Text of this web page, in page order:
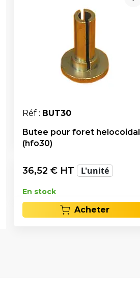
Réf : BUT30
Butee pour foret helocoidal
(hfo30)
36,52 € HT L'unité
En stock
Acheter